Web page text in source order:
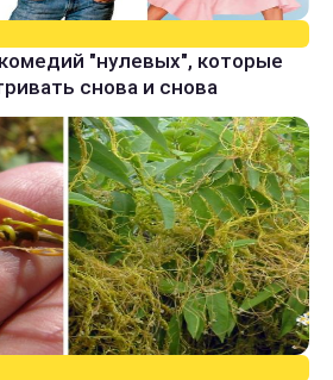
"нулевых", которые
снова и снова